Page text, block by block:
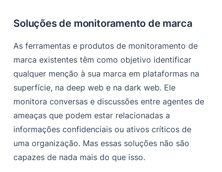
Soluções de monitoramento de marca
As ferramentas e produtos de monitoramento de
marca existentes têm como objetivo identificar
qualquer menção à sua marca em plataformas na
superfície, na deep web e na dark web. Ele
monitora conversas e discussões entre agentes de
ameaças que podem estar relacionadas a
informações confidenciais ou ativos críticos de
uma organização. Mas essas soluções não são
capazes de nada mais do que isso.